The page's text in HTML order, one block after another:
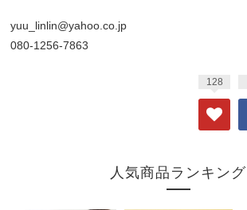
yuu_linlin@yahoo.co.jp
080-1256-7863
128
人気商品ランキング